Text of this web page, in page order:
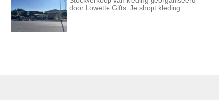
door Lowette Gifts. Je shopt kleding ...